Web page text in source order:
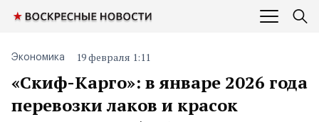
«Скиф-Карго»: в январе 2026 года
перевозки лаков и красок
Экономика 19 февраля 1:11